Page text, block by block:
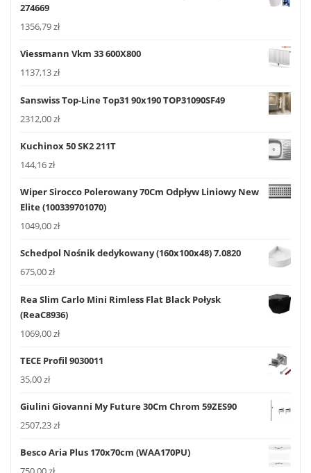
274669
1356,79zł
Viessmann Vkm 33 600X800
1137,13zł
Sanswiss Top-Line Top31 90x190 TOP31090SF49
2312,00zł
Kuchinox 50 SK2 211T
144,16zł
Wiper Sirocco Polerowany 70Cm Odpływ Liniowy New
Elite (100339701070)
1049,00zł
Schedpol Nośnik dedykowany (160x100x48) 7.0820
675,00zł
Rea Slim Carlo Mini Rimless Flat Black Połysk
(ReaC8936)
1069,00zł
TECE Profil 9030011
35,00zł
Giulini Giovanni My Future 30Cm Chrom 59ZES90
2507,23zł
Besco Aria Plus 170x70cm (WAA170PU)